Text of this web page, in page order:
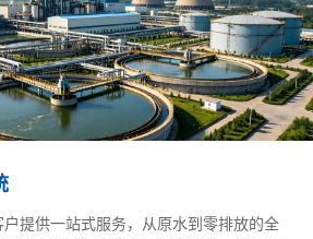
提供一站式服务，从原水到零排放的全